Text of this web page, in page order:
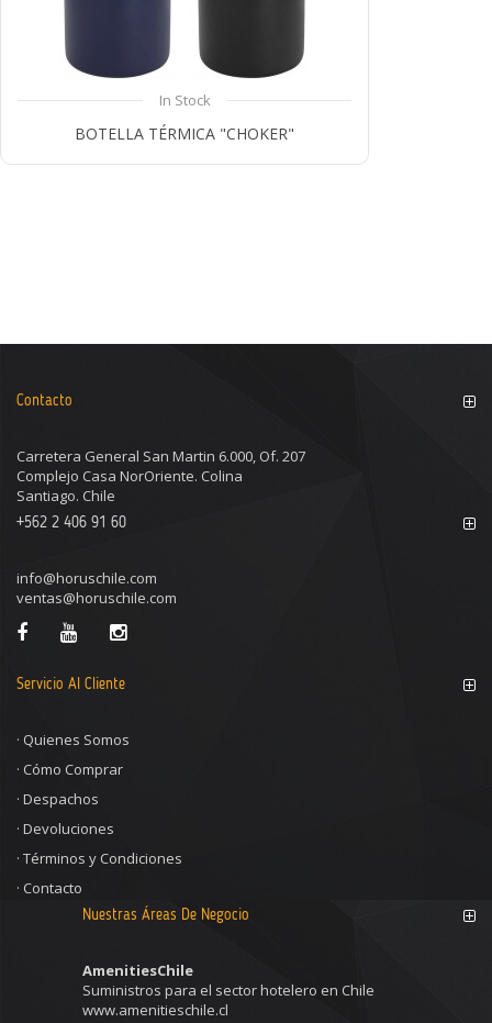
In Stock
BOTELLA TÉRMICA "CHOKER"
Contacto
Carretera General San Martin 6.000, Of. 207
Complejo Casa NorOriente. Colina
Santiago. Chile
+562 2 406 91 60
info@horuschile.com
ventas@horuschile.com
Servicio Al Cliente
· Quienes Somos
· Cómo Comprar
· Despachos
· Devoluciones
· Términos y Condiciones
· Contacto
Nuestras Áreas De Negocio
AmenitiesChile
Suministros para el sector hotelero en Chile
www.amenitieschile.cl